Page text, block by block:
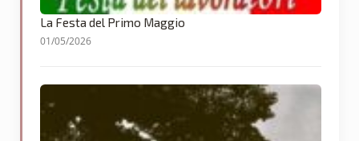
La Festa del Primo Maggio
01/05/2026